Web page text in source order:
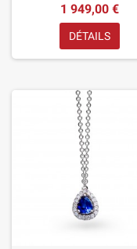
1 949,00 €
DÉTAILS